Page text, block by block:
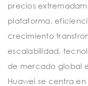
precios
plataforma,
crecimiento
escalabilidad,
de mercado global
Huawei se centra